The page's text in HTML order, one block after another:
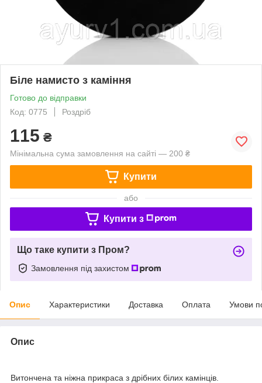
Біле намисто з каміння
Готово до відправки
Код: 0775
Роздріб
115 ₴
Мінімальна сума замовлення на сайті — 200 ₴
Купити
або
Купити з
Що таке купити з Пром?
Замовлення під захистом
Опис Характеристики Доставка Оплата Умови
Опис
Витончена та ніжна прикраса з дрібних білих камінців.